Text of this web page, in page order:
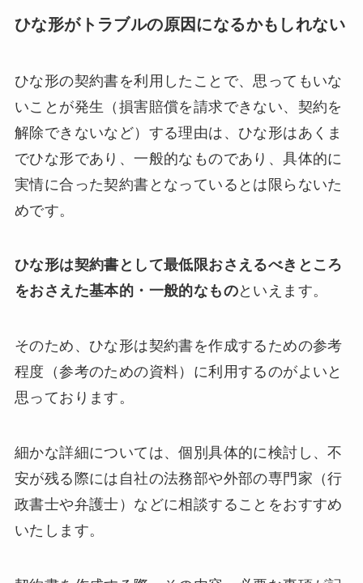
ひな形がトラブルの原因になるかもしれない
ひな形の契約書を利用したことで、思ってもいな
いことが発生（損害賠償を請求できない、契約を
解除できないなど）する理由は、ひな形はあくま
でひな形であり、一般的なものであり、具体的に
実情に合った契約書となっているとは限らないた
めです。
ひな形は契約書として最低限おさえるべきところ
をおさえた基本的・一般的なものといえます。
そのため、ひな形は契約書を作成するための参考
程度（参考のための資料）に利用するのがよいと
思っております。
細かな詳細については、個別具体的に検討し、不
安が残る際には自社の法務部や外部の専門家（行
政書士や弁護士）などに相談することをおすすめ
いたします。